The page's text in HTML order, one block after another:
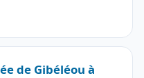
de Gibéléou à